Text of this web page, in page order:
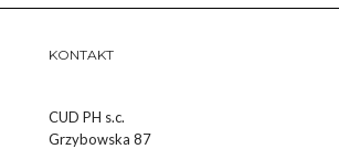
KONTAKT
CUD PH s.c.
Grzybowska 87